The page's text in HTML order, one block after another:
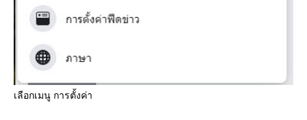
เลือกเมนู การตั้งค่า